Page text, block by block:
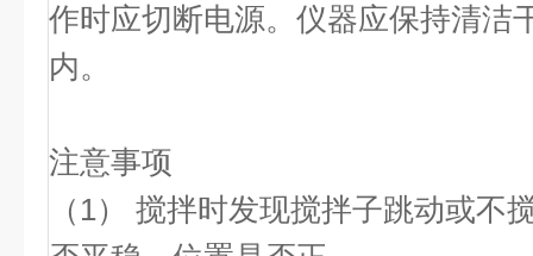
作时应切断电源。仪器应保持清洁
内。
注意事项
（1） 搅拌时发现搅拌子跳动或不